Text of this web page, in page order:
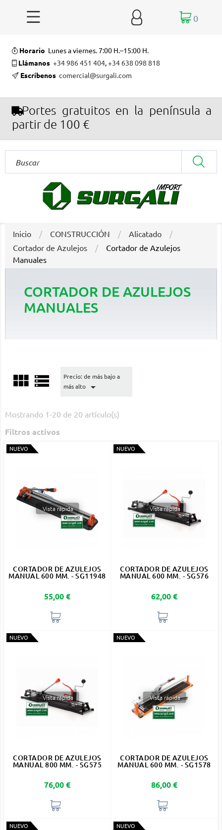
  0
Horario Lunes a viernes. 7:00 H.–15:00 H.
Llámanos +34 986 451 404,+34 638 098 818
Escríbenos comercial@surgali.com
Portes gratuitos en la península a
partir de 100 €
Inicio CONSTRUCCIÓN
Alicatado
Cortador de Azulejos
Cortador de Azulejos
Manuales
CORTADOR DE AZULEJOS
MANUALES
 
Precio: de más bajo a
más alto

Mostrando 1-20 de 20 artículo(s)
Filtros activos
NUEVO
Vista rápida
CORTADOR DE AZULEJOS
MANUAL 600 MM. - SG11948
Precio
55,00 €
NUEVO
Vista rápida
CORTADOR DE AZULEJOS
MANUAL 600 MM. - SG576
Precio
62,00 €
NUEVO
Vista rápida
CORTADOR DE AZULEJOS
MANUAL 800 MM. - SG575
Precio
76,00 €
NUEVO
Vista rápida
CORTADOR DE AZULEJOS
MANUAL 600 MM. - SG1578
Precio
86,00 €
NUEVO NUEVO